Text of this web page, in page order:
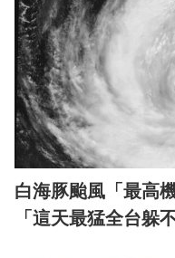
白海豚颱風「最高
「這天最猛全台躲